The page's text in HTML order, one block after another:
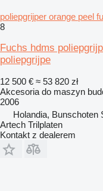
poliepgrijper orange peel
8
Fuchs hdms
poliepgrijpe
12 500 € ≈ 53 820 zł
Akcesoria do maszyn
2006
Holandia, Bunschoten
Artech Trilplaten
Kontakt z dealerem